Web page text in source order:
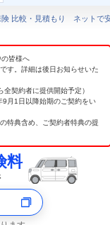
険 比較・見積もり ネットで
皆様へ
す。詳細は後日お知らせいた
契約者に提供開始予定）
9月1日以降始期のご契約をい
特典含め、ご契約者特典の提
料